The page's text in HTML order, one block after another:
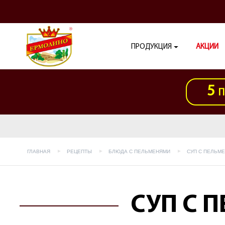
ПРОДУКЦИЯ АКЦИИ
5
ГЛАВНАЯ РЕЦЕПТЫ БЛЮДА С ПЕЛЬМЕНЯМИ СУП С
СУП С